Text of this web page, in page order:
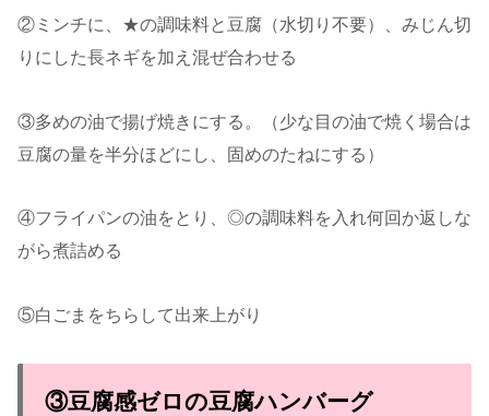
②ミンチに、★の調味料と豆腐（水切り不要）、みじん切
りにした長ネギを加え混ぜ合わせる
③多めの油で揚げ焼きにする。（少な目の油で焼く場合は
豆腐の量を半分ほどにし、固めのたねにする）
④フライパンの油をとり、◎の調味料を入れ何回か返しな
がら煮詰める
⑤白ごまをちらして出来上がり
③豆腐感ゼロの豆腐ハンバーグ